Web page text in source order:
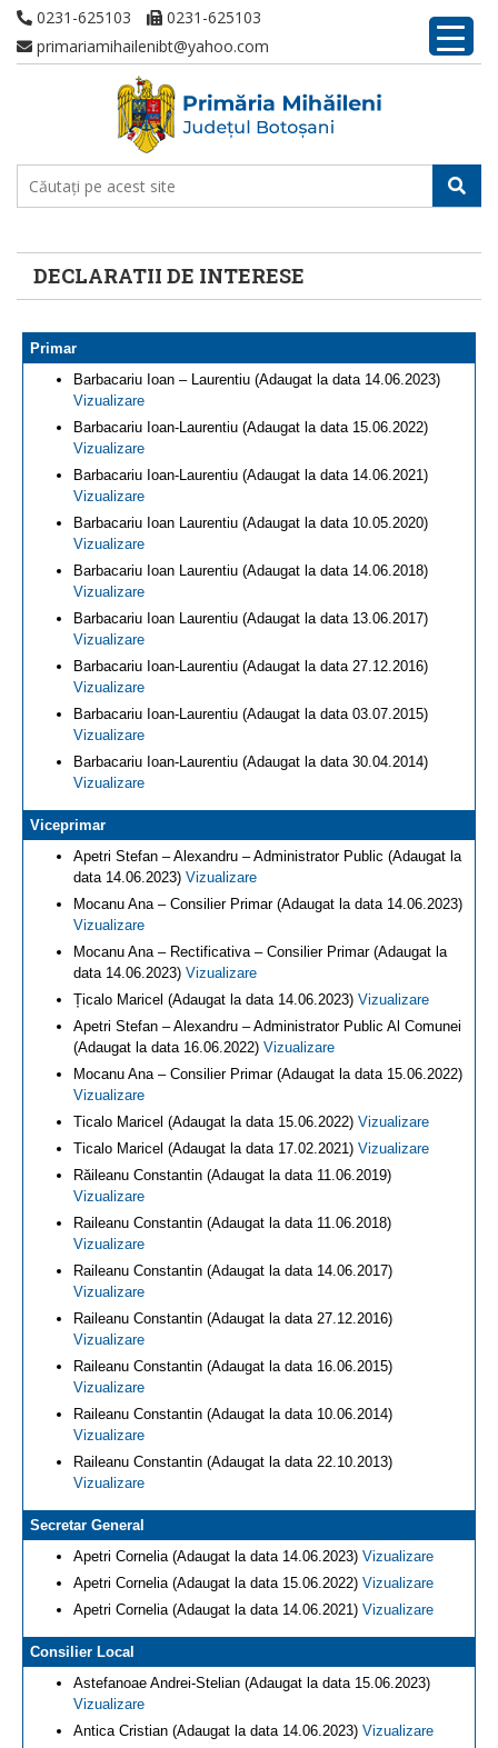
0231-625103
0231-625103
primariamihailenibt@yahoo.com
DECLARATII DE INTERESE
Primar
Barbacariu Ioan – Laurentiu (Adaugat la data 14.06.2023)
Vizualizare
Barbacariu Ioan-Laurentiu (Adaugat la data 15.06.2022)
Vizualizare
Barbacariu Ioan-Laurentiu (Adaugat la data 14.06.2021)
Vizualizare
Barbacariu Ioan Laurentiu (Adaugat la data 10.05.2020)
Vizualizare
Barbacariu Ioan Laurentiu (Adaugat la data 14.06.2018)
Vizualizare
Barbacariu Ioan Laurentiu (Adaugat la data 13.06.2017)
Vizualizare
Barbacariu Ioan-Laurentiu (Adaugat la data 27.12.2016)
Vizualizare
Barbacariu Ioan-Laurentiu (Adaugat la data 03.07.2015)
Vizualizare
Barbacariu Ioan-Laurentiu (Adaugat la data 30.04.2014)
Vizualizare
Viceprimar
Apetri Stefan – Alexandru – Administrator Public (Adaugat la
data 14.06.2023) Vizualizare
Mocanu Ana – Consilier Primar (Adaugat la data 14.06.2023)
Vizualizare
Mocanu Ana – Rectificativa – Consilier Primar (Adaugat la
data 14.06.2023) Vizualizare
Țicalo Maricel (Adaugat la data 14.06.2023) Vizualizare
Apetri Stefan – Alexandru – Administrator Public Al Comunei
(Adaugat la data 16.06.2022) Vizualizare
Mocanu Ana – Consilier Primar (Adaugat la data 15.06.2022)
Vizualizare
Ticalo Maricel (Adaugat la data 15.06.2022) Vizualizare
Ticalo Maricel (Adaugat la data 17.02.2021) Vizualizare
Răileanu Constantin (Adaugat la data 11.06.2019)
Vizualizare
Raileanu Constantin (Adaugat la data 11.06.2018)
Vizualizare
Raileanu Constantin (Adaugat la data 14.06.2017)
Vizualizare
Raileanu Constantin (Adaugat la data 27.12.2016)
Vizualizare
Raileanu Constantin (Adaugat la data 16.06.2015)
Vizualizare
Raileanu Constantin (Adaugat la data 10.06.2014)
Vizualizare
Raileanu Constantin (Adaugat la data 22.10.2013)
Vizualizare
Secretar General
Apetri Cornelia (Adaugat la data 14.06.2023) Vizualizare
Apetri Cornelia (Adaugat la data 15.06.2022) Vizualizare
Apetri Cornelia (Adaugat la data 14.06.2021) Vizualizare
Consilier Local
Astefanoae Andrei-Stelian (Adaugat la data 15.06.2023)
Vizualizare
Antica Cristian (Adaugat la data 14.06.2023) Vizualizare